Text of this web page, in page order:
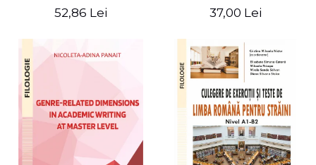
fiction
52,86 Lei 37,00 Lei